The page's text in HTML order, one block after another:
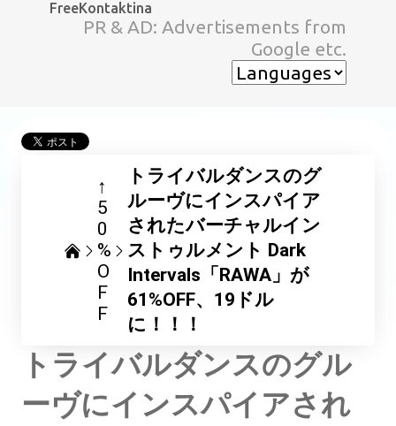
スキップしてメイン コンテンツに移動
FreeKontaktina
PR & AD: Advertisements from
Google etc.
↑
5
0
%
O
F
F
トライバルダンスのグ
ルーヴにインスパイア
されたバーチャルイン
ストゥルメント Dark
Intervals「RAWA」が
61%OFF、19ドル
に！！！
トライバルダンスのグル
ーヴにインスパイアされ